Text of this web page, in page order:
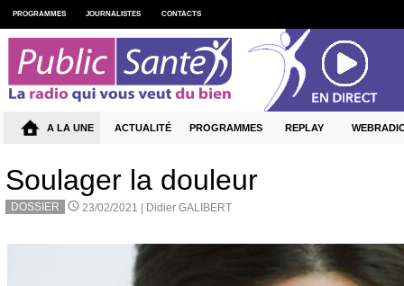
Soulager la douleur
DOSSIER 23/02/2021 | Didier GALIBERT
PROGRAMMES JOURNALISTES CONTACTS
A LA UNE ACTUALITÉ PROGRAMMES REPLAY